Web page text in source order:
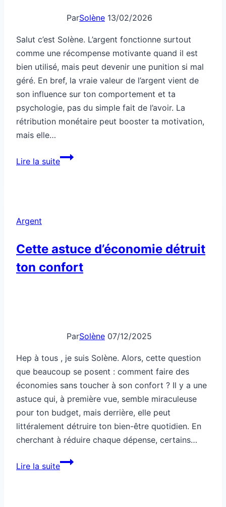
ParSolène 13/02/2026
Salut c’est Solène. L’argent fonctionne surtout
comme une récompense motivante quand il est
bien utilisé, mais peut devenir une punition si mal
géré. En bref, la vraie valeur de l’argent vient de
son influence sur ton comportement et ta
psychologie, pas du simple fait de l’avoir. La
rétribution monétaire peut booster ta motivation,
mais elle…
Lire la suiteArgent:
?
Argent
Cette astuce d’économie détruit
ton confort
ParSolène 07/12/2025
Hep à tous , je suis Solène. Alors, cette question
que beaucoup se posent : comment faire des
économies sans toucher à son confort ? Il y a une
astuce qui, à première vue, semble miraculeuse
pour ton budget, mais derrière, elle peut
littéralement détruire ton bien-être quotidien. En
cherchant à réduire chaque dépense, certains…
Lire la suiteCette